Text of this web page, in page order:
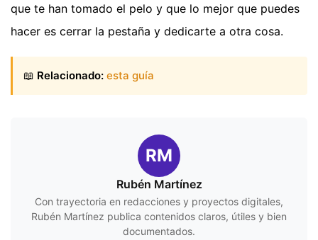
que te han tomado el pelo y que lo mejor que puedes
hacer es cerrar la pestaña y dedicarte a otra cosa.
📖 Relacionado: esta guía
RM
Rubén Martínez
Con trayectoria en redacciones y proyectos digitales,
Rubén Martínez publica contenidos claros, útiles y bien
documentados.